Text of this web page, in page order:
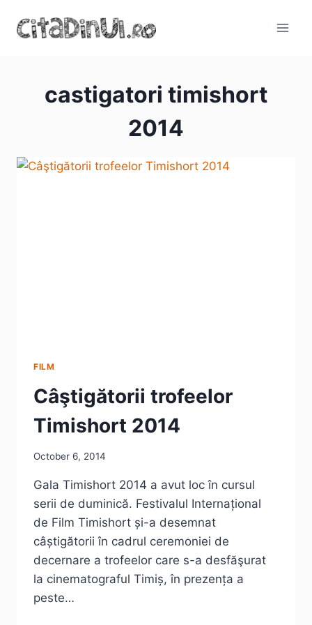
castigatori timishort
2014
FILM
Câştigătorii trofeelor
Timishort 2014
October 6, 2014
Gala Timishort 2014 a avut loc în cursul
serii de duminică. Festivalul Internațional
de Film Timishort și-a desemnat
câștigătorii în cadrul ceremoniei de
decernare a trofeelor care s-a desfăşurat
la cinematograful Timiș, în prezența a
peste…